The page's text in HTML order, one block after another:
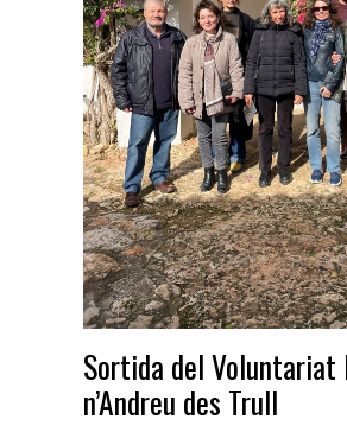
Sortida del Voluntariat
n’Andreu des Trull